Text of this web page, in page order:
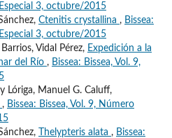
3, octubre/2015
Ctenitis crystallina , Bissea:
3, octubre/2015
Vidal Pérez, Expedición a la
del Río , Bissea: Bissea, Vol. 9,
Lóriga, Manuel G. Caluff,
, Bissea: Bissea, Vol. 9, Número
Thelypteris alata , Bissea: